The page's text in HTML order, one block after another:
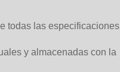
todas las especificaciones
y almacenadas con la